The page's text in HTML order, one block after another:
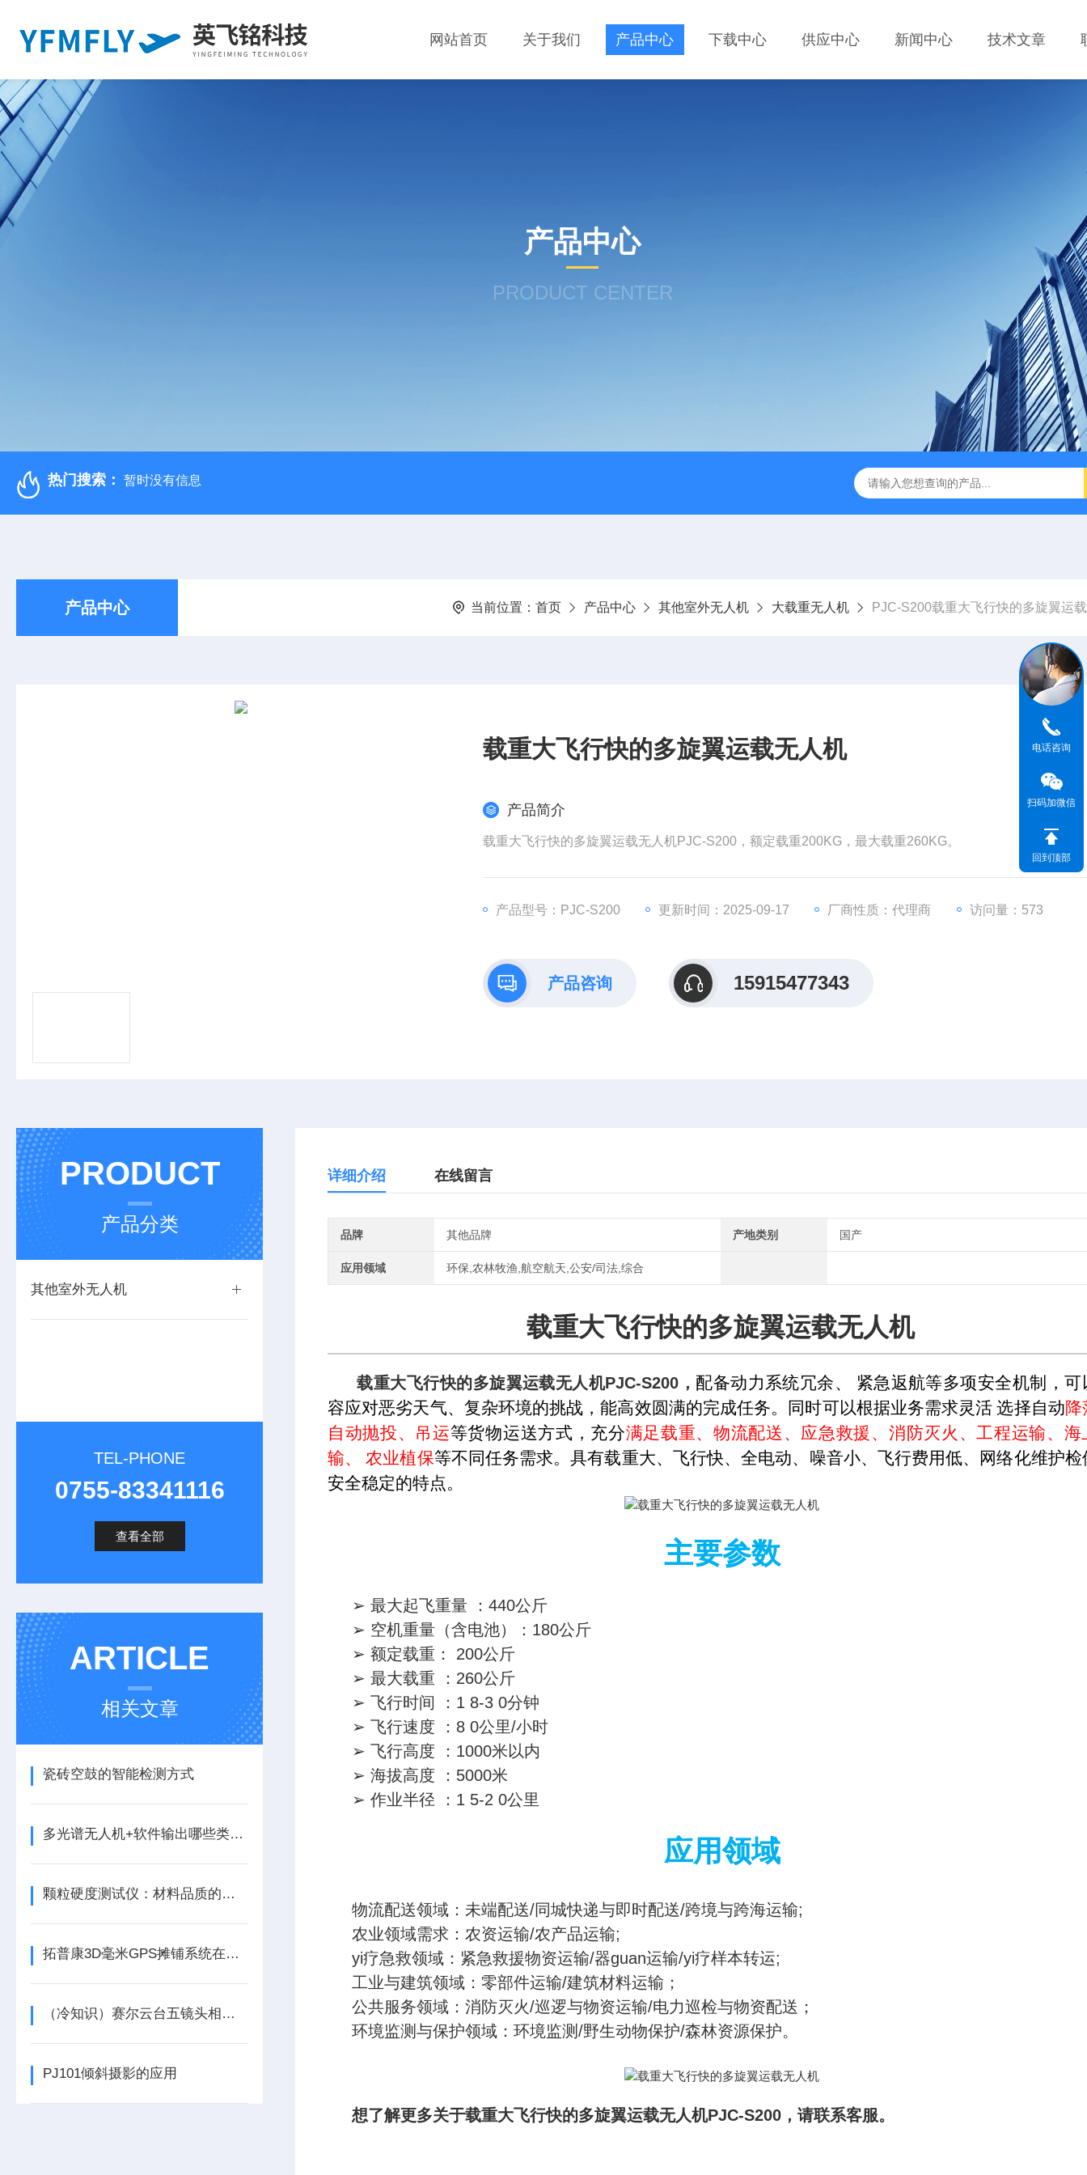
网站首页 关于我们 产品中心 下载中心 供应中心 新闻中心 技术文章
产品中心
PRODUCT CENTER
热门搜索： 暂时没有信息
产品中心 当前位置： 首页 产品中心 其他室外无人机 大载重无人机 PJC-S200载重大飞行快的多旋翼运
载重大飞行快的多旋翼运载无人机
产品简介
载重大飞行快的多旋翼运载无人机PJC-S200，额定载重200KG，最大载重260KG。
产品型号：PJC-S200 更新时间：2025-09-17 厂商性质：代理商 访问量：573
产品咨询 15915477343
PRODUCT
产品分类
其他室外无人机
TEL-PHONE
0755-83341116
查看全部
ARTICLE
相关文章
瓷砖空鼓的智能检测方式
多光谱无人机+软件输出哪些类型数据？
颗粒硬度测试仪：材料品质的关键守护者
拓普康3D毫米GPS摊铺系统在内蒙古路桥高速建设中的成功应用
（冷知识）赛尔云台五镜头相机居然这么厉害
PJ101倾斜摄影的应用
详细介绍 在线留言
品牌 其他品牌 产地类别 国产
应用领域 环保,农林牧渔,航空航天,公安/司法,综合
载重大飞行快的多旋翼运载无人机
载重大飞行快的多旋翼运载无人机PJC-S200， 配备动力系统冗余、 紧急返航等多项安全机制，可
容应对恶劣天气、复杂环境的挑战，能高效圆满的完成任务。同时可以根据业务需求灵活 选择自动降
自动抛投、吊运等货物运送方式，充分满足载重、物流配送、应急救援、消防灭火、工程运输、海
输、 农业植保等不同任务需求。具有载重大、飞行快、全电动、噪音小、飞行费用低、网络化维护检
安全稳定的特点。
主要参数
➢ 最大起飞重量 ：440公斤
➢ 空机重量（含电池）：180公斤
➢ 额定载重： 200公斤
➢ 最大载重 ：260公斤
➢ 飞行时间 ：1 8-3 0分钟
➢ 飞行速度 ：8 0公里/小时
➢ 飞行高度 ：1000米以内
➢ 海拔高度 ：5000米
➢ 作业半径 ：1 5-2 0公里
应用领域
物流配送领域：未端配送/同城快递与即时配送/跨境与跨海运输;
农业领域需求：农资运输/农产品运输;
yi疗急救领域：紧急救援物资运输/器guan运输/yi疗样本转运;
工业与建筑领域：零部件运输/建筑材料运输；
公共服务领域：消防灭火/巡逻与物资运输/电力巡检与物资配送；
环境监测与保护领域：环境监测/野生动物保护/森林资源保护。
想了解更多关于载重大飞行快的多旋翼运载无人机PJC-S200，请联系客服。
电话咨询
扫码加微信
回到顶部